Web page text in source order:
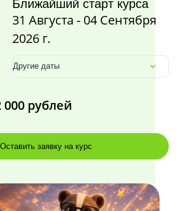
Ближайший старт курса
31 Августа - 04 Сентября
2026 г.
Другие даты
000 рублей
Оставить заявку на курс